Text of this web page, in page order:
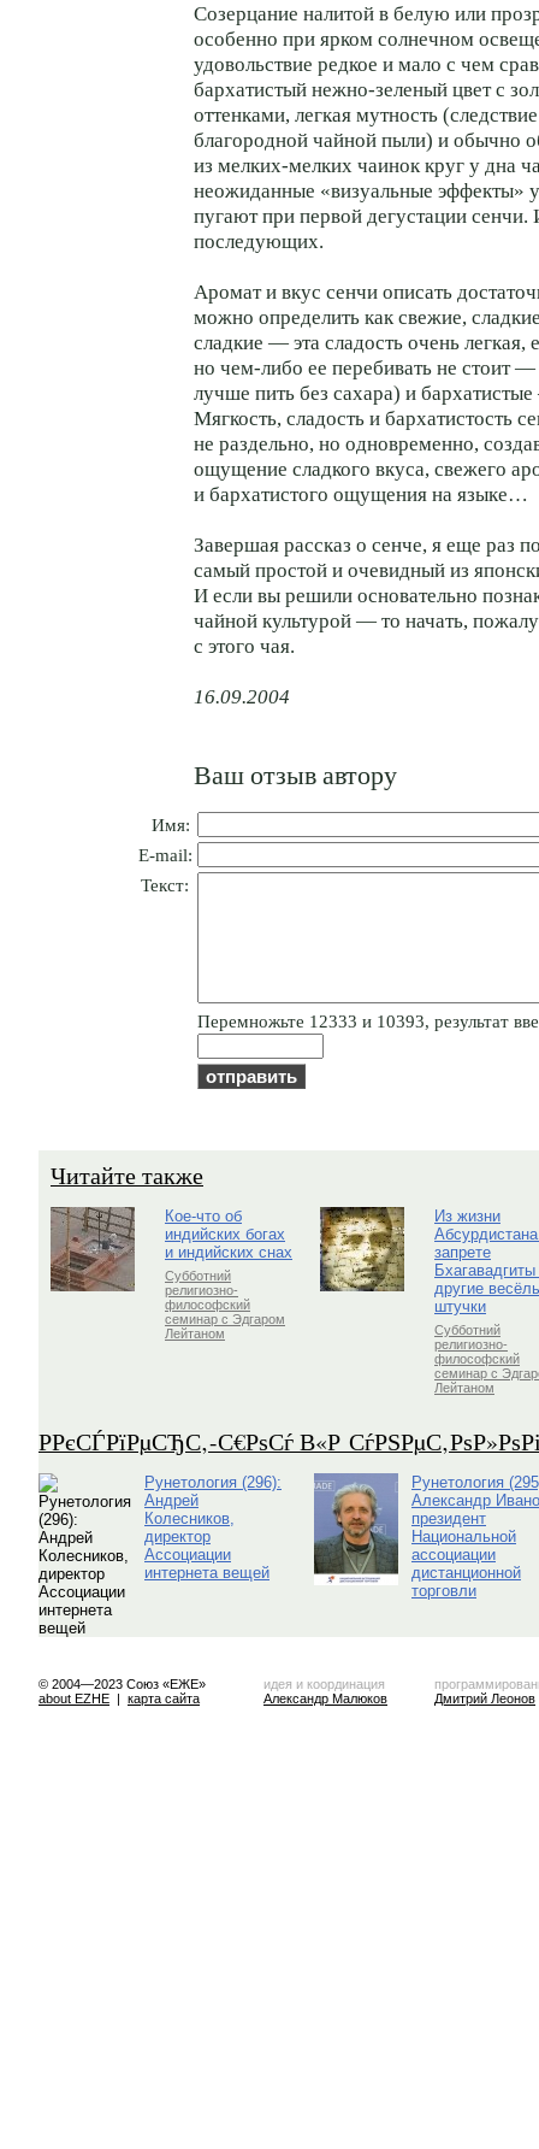
Созерцание налитой в белую или
особенно при ярком солнечном
удовольствие редкое и мало с чем
бархатистый нежно-зеленый цвет с
оттенками, легкая мутность
благородной чайной пыли) и обычно
из мелких-мелких чаинок круг у дна
неожиданные «визуальные эффекты»
пугают при первой дегустации
последующих.
Аромат и вкус сенчи описать
можно определить как свежие,
сладкие — эта сладость очень легкая,
но чем-либо ее перебивать не стоит
лучше пить без сахара) и
Мягкость, сладость и бархатистость
не раздельно, но одновременно,
ощущение сладкого вкуса, свежего
и бархатистого ощущения на языке…
Завершая рассказ о сенче, я еще раз
самый простой и очевидный из
И если вы решили основательно
чайной культурой — то начать,
с этого чая.
16.09.2004
Ваш отзыв автору
Имя:
E-mail:
Текст:
Пepeмнoжьтe 12333 и 10393, результат
Читайте также
Кое-что об
индийских богах
и индийских снах
Субботний
религиозно-
философский
семинар с Эдгаром
Лейтаном
Из жизни
запрете
Бхагавадгиты
другие
штучки
Субботний
религиозно-
философский
семинар с
Лейтаном
Р­РєСЃРїРµСЂС‚-С€РѕСѓ В«Р
Рунетология (296):
Андрей
Колесников,
директор
Ассоциации
интернета вещей
Рунетология
Александр
президент
Национальной
ассоциации
дистанционной
торговли
© 2004—2023 Союз «ЕЖЕ»
about EZHE | карта сайта
идея и координация
Александр Малюков
Дмитрий Леонов